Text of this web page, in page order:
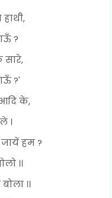
?
?'
के,
।
हम ?
।।
।।